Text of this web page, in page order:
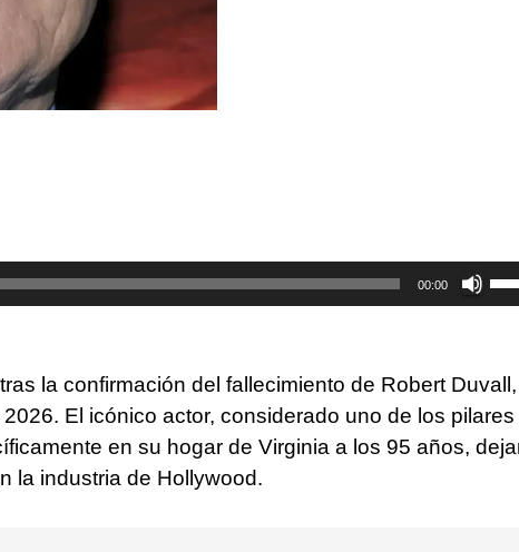
00:00
las
para
la confirmación del fallecimiento de Robert Duvall,
El icónico actor, considerado uno de los pilares
en su hogar de Virginia a los 95 años,
la industria de Hollywood.